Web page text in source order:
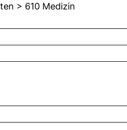
> 610 Medizin